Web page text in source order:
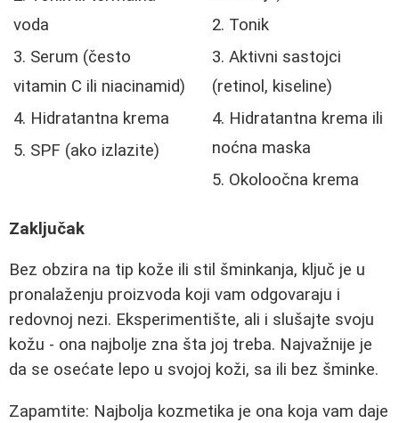
voda
Serum (često
vitamin C ili niacinamid)
Hidratantna krema
SPF (ako izlazite)
Tonik
Aktivni sastojci
(retinol, kiseline)
Hidratantna krema ili
noćna maska
Okoloočna krema
Zaključak
Bez obzira na tip kože ili stil šminkanja, ključ je u
pronalaženju proizvoda koji vam odgovaraju i
redovnoj nezi. Eksperimentište, ali i slušajte svoju
kožu - ona najbolje zna šta joj treba. Najvažnije je
da se osećate lepo u svojoj koži, sa ili bez šminke.
Zapamtite: Najbolja kozmetika je ona koja vam daje